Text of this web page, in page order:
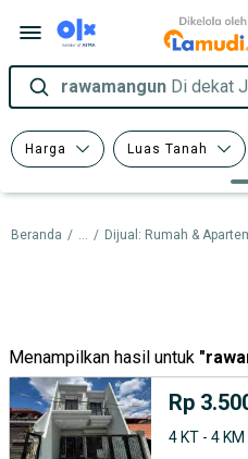
rawamangun Di dekat
Harga Luas Tanah
Luas Bangunan Kamar
Beranda / ... / Dijual: Rumah &
Menampilkan hasil untuk "
Rp
4 KT - 4